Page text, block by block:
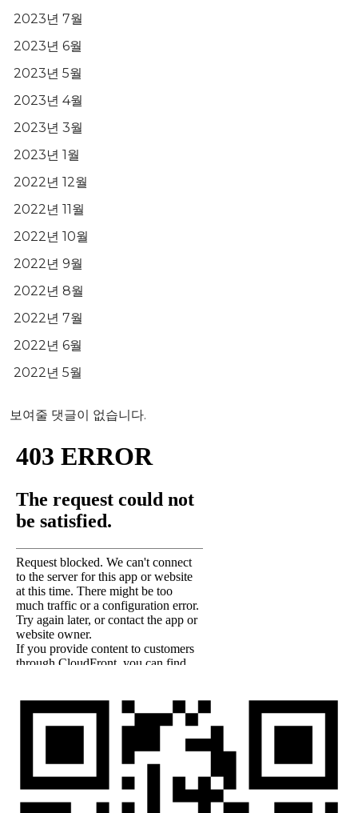
2023년 7월
2023년 6월
2023년 5월
2023년 4월
2023년 3월
2023년 1월
2022년 12월
2022년 11월
2022년 10월
2022년 9월
2022년 8월
2022년 7월
2022년 6월
2022년 5월
보여줄 댓글이 없습니다.